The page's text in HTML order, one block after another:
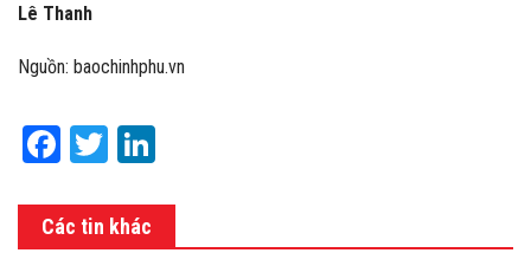
Lê Thanh
Nguồn: baochinhphu.vn
Facebook
Twitter
Các tin khác